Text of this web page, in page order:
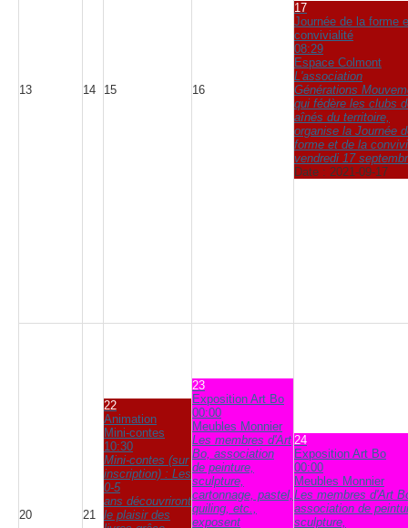
13 14 15 16
17
Journée de la forme
convivialité
08:29
Espace Colmont
L'association
Générations
qui fédère les clubs
aînés du territoire,
organise la Journée
forme et de la
vendredi 17
Date : 2021-09-17
20 21
22
Animation
Mini-contes
10:30
Mini-contes (sur
inscription) : Les
0-5
ans découvriront
le plaisir des
23
Exposition Art Bo
00:00
Meubles Monnier
Les membres d'Art
Bo, association
de peinture,
sculpture,
cartonnage, pastel,
quiling, etc.,
exposent
24
Exposition Art Bo
00:00
Meubles Monnier
Les membres d'Art
association de
sculpture,